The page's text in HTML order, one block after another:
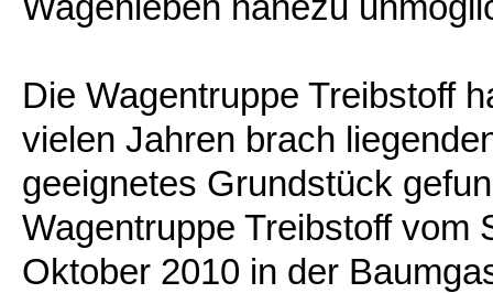
Die Wagentruppe Treibstoff
vielen Jahren brach
geeignetes Grundstück
Wagentruppe Treibstoff vom
Oktober 2010 in der